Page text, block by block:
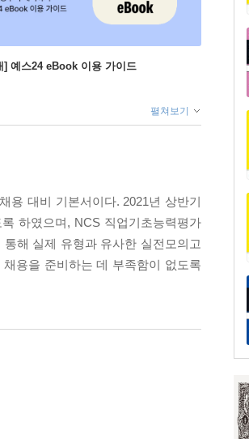
] 예스24 eBook 이용 가이드
펼쳐보기
용 대비 기본서이다. 2021년 상반기
하였으며, NCS 직업기초능력평가
해 실제 유형과 유사한 실전모의고
용을 준비하는 데 부족함이 없도록